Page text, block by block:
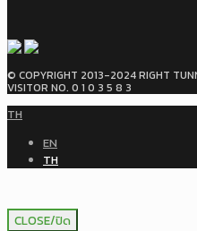
© COPYRIGHT 2013-2024 RIGHT
VISITOR NO. 0 1 0 3 5 8 3
TH
EN
TH
CLOSE/ปิด